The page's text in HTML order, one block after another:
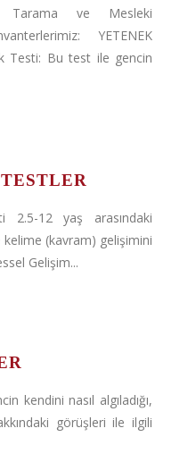
Tarama ve Mesleki
YETENEK
Testi: Bu test ile gencin
2.5-12 yaş arasındaki
kelime (kavram) gelişimini
Gelişim...
kendini nasıl algıladığı,
görüşleri ile ilgili